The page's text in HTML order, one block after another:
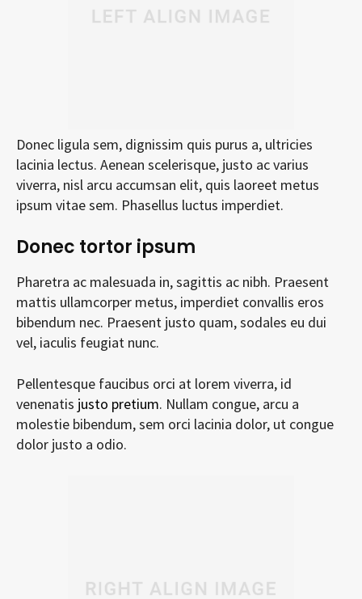
Donec ligula sem, dignissim quis purus a, ultricies
lacinia lectus. Aenean scelerisque, justo ac varius
viverra, nisl arcu accumsan elit, quis laoreet metus
ipsum vitae sem. Phasellus luctus imperdiet.
Donec tortor ipsum
Pharetra ac malesuada in, sagittis ac nibh. Praesent
mattis ullamcorper metus, imperdiet convallis eros
bibendum nec. Praesent justo quam, sodales eu dui
vel, iaculis feugiat nunc.
Pellentesque faucibus orci at lorem viverra, id
venenatis justo pretium. Nullam congue, arcu a
molestie bibendum, sem orci lacinia dolor, ut congue
dolor justo a odio.